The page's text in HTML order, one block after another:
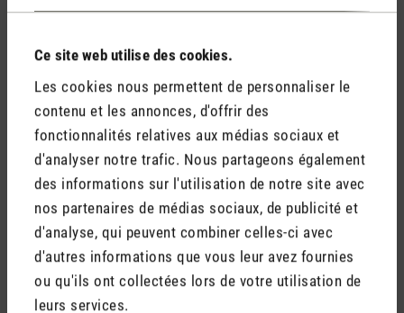
Ce site web utilise des cookies.
Les cookies nous permettent de personnaliser le
contenu et les annonces, d'offrir des
fonctionnalités relatives aux médias sociaux et
d'analyser notre trafic. Nous partageons également
des informations sur l'utilisation de notre site avec
nos partenaires de médias sociaux, de publicité et
d'analyse, qui peuvent combiner celles-ci avec
d'autres informations que vous leur avez fournies
ou qu'ils ont collectées lors de votre utilisation de
leurs services.
Rédiger un avis